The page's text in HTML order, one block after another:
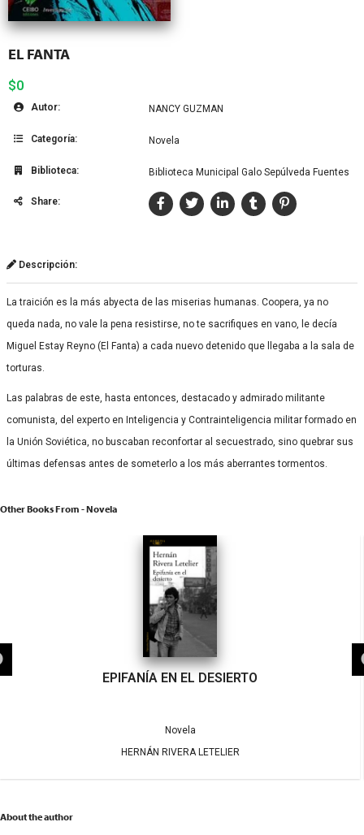
EL FANTA
$0
Autor: NANCY GUZMAN
Categoría: Novela
Biblioteca: Biblioteca Municipal Galo Sepúlveda Fuentes
Share:
Descripción:
La traición es la más abyecta de las miserias humanas. Coopera, ya no
queda nada, no vale la pena resistirse, no te sacrifiques en vano, le decía
Miguel Estay Reyno (El Fanta) a cada nuevo detenido que llegaba a la sala de
torturas.
Las palabras de este, hasta entonces, destacado y admirado militante
comunista, del experto en Inteligencia y Contrainteligencia militar formado en
la Unión Soviética, no buscaban reconfortar al secuestrado, sino quebrar sus
últimas defensas antes de someterlo a los más aberrantes tormentos.
Other Books From - Novela
EPIFANÍA EN EL DESIERTO
Novela
HERNÁN RIVERA LETELIER
About the author